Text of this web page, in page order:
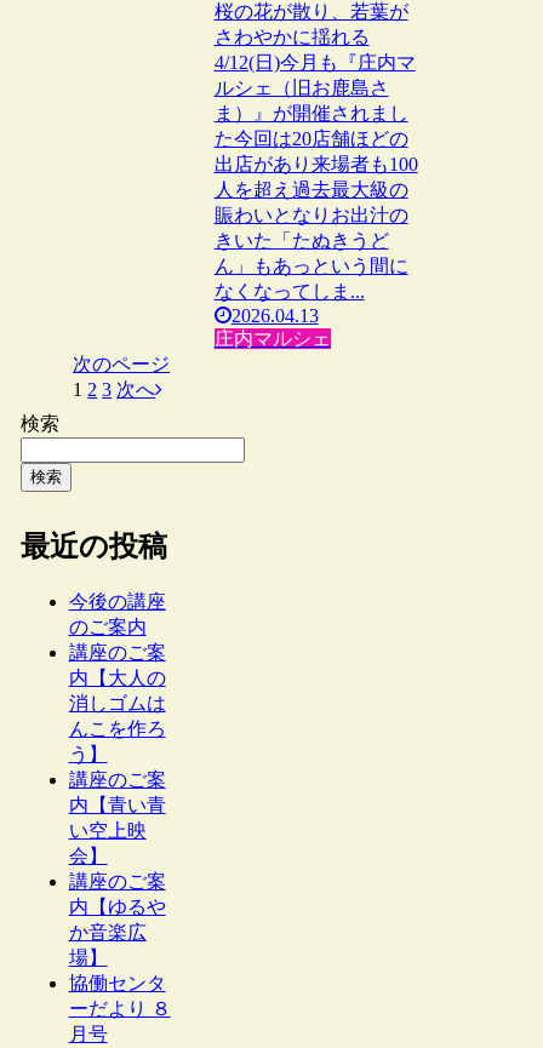
桜の花が散り、若葉が
さわやかに揺れる
4/12(日)今月も『庄内マ
ルシェ（旧お鹿島さ
ま）』が開催されまし
た今回は20店舗ほどの
出店があり来場者も100
人を超え過去最大級の
賑わいとなりお出汁の
きいた「たぬきうど
ん」もあっという間に
なくなってしま...
2026.04.13
庄内マルシェ
次のページ
1 2 3 次へ
検索
検索
最近の投稿
今後の講座
のご案内
講座のご案
内【大人の
消しゴムは
んこを作ろ
う】
講座のご案
内【青い青
い空上映
会】
講座のご案
内【ゆるや
か音楽広
場】
協働センタ
ーだより ８
月号